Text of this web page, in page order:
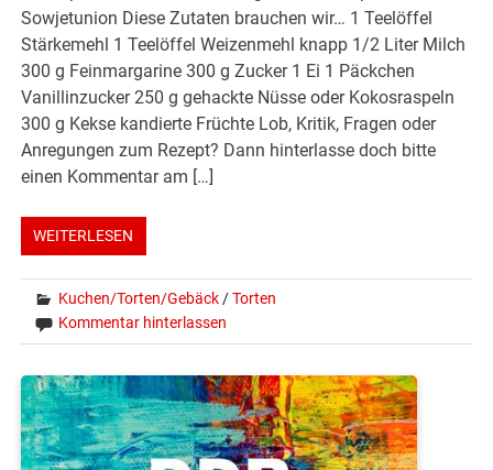
Sowjetunion Diese Zutaten brauchen wir… 1 Teelöffel
Stärkemehl 1 Teelöffel Weizenmehl knapp 1/2 Liter Milch
300 g Feinmargarine 300 g Zucker 1 Ei 1 Päckchen
Vanillinzucker 250 g gehackte Nüsse oder Kokosraspeln
300 g Kekse kandierte Früchte Lob, Kritik, Fragen oder
Anregungen zum Rezept? Dann hinterlasse doch bitte
einen Kommentar am […]
WEITERLESEN
Kuchen/Torten/Gebäck /Torten
Kommentar hinterlassen